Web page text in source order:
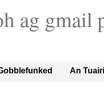
ag gmail
An